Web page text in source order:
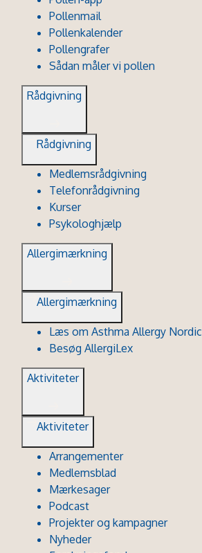
Pollenmail
Pollenkalender
Pollengrafer
Sådan måler vi pollen
Rådgivning
Rådgivning
Medlemsrådgivning
Telefonrådgivning
Kurser
Psykologhjælp
Allergimærkning
Allergimærkning
Læs om Asthma Allergy Nordic
Besøg AllergiLex
Aktiviteter
Aktiviteter
Arrangementer
Medlemsblad
Mærkesager
Podcast
Projekter og kampagner
Nyheder